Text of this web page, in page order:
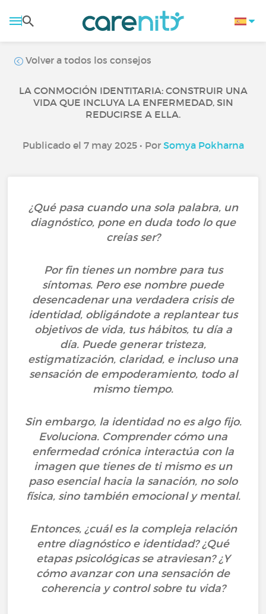
Volver a todos los consejos
LA CONMOCIÓN IDENTITARIA: CONSTRUIR UNA
VIDA QUE INCLUYA LA ENFERMEDAD, SIN
REDUCIRSE A ELLA.
Publicado el 7 may 2025 • Por Somya Pokharna
¿Qué pasa cuando una sola palabra, un
diagnóstico, pone en duda todo lo que
creías ser?
Por fin tienes un nombre para tus
síntomas. Pero ese nombre puede
desencadenar una verdadera crisis de
identidad, obligándote a replantear tus
objetivos de vida, tus hábitos, tu día a
día. Puede generar tristeza,
estigmatización, claridad, e incluso una
sensación de empoderamiento, todo al
mismo tiempo.
Sin embargo, la identidad no es algo fijo.
Evoluciona. Comprender cómo una
enfermedad crónica interactúa con la
imagen que tienes de ti mismo es un
paso esencial hacia la sanación, no solo
física, sino también emocional y mental.
Entonces, ¿cuál es la compleja relación
entre diagnóstico e identidad? ¿Qué
etapas psicológicas se atraviesan? ¿Y
cómo avanzar con una sensación de
coherencia y control sobre tu vida?